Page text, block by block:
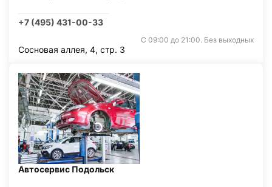
+7 (495) 431-00-33
С 09:00 до 21:00. Без выходных
Сосновая аллея, 4, стр. 3
Автосервис Подольск